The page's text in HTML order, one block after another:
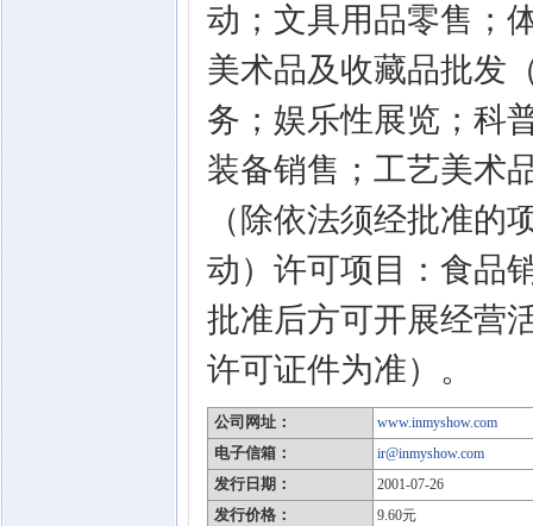
动；文具用品零售；
美术品及收藏品批发
务；娱乐性展览；科
装备销售；工艺美术
（除依法须经批准的
动）许可项目：食品
批准后方可开展经营
许可证件为准）。
公司网址： www.inmyshow.com
电子信箱： ir@inmyshow.com
发行日期： 2001-07-26
发行价格： 9.60元